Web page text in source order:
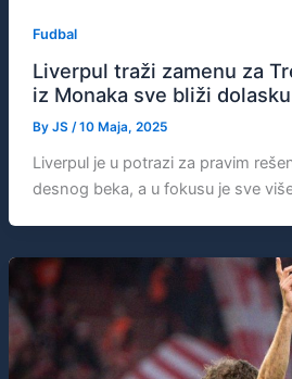
Fudbal
Liverpul traži zamenu za
iz Monaka sve bliži
By JS /10 Maja, 2025
Liverpul je u potrazi za pravim
desnog beka, a u fokusu je sve